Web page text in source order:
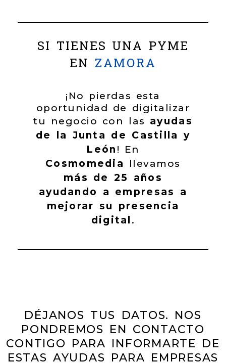
SI TIENES UNA PYME
EN ZAMORA
¡No pierdas esta
oportunidad de digitalizar
tu negocio con las ayudas
de la Junta de Castilla y
León ! En
Cosmomedia
llevamos
más de 25 años
ayudando a empresas a
mejorar su presencia
digital .
DÉJANOS TUS DATOS. NOS
PONDREMOS EN CONTACTO
CONTIGO PARA INFORMARTE DE
ESTAS AYUDAS PARA EMPRESAS